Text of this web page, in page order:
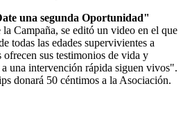
una segunda Oportunidad"
Campaña, se editó un video en el que
todas las edades supervivientes a
ofrecen sus testimonios de vida y
una intervención rápida siguen vivos".
donará 50 céntimos a la Asociación.